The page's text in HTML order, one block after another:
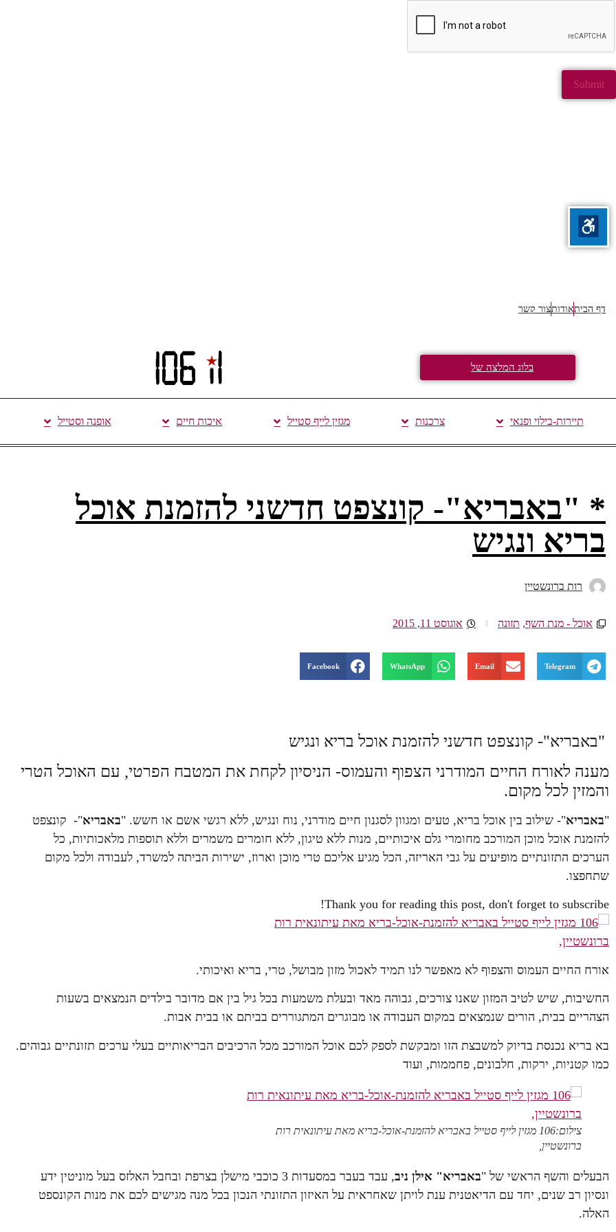
דף הביתאודותצור קשר
בלוג המלצה של
תיירות-בילוי ופנאי צרכנות מגזין לייף סטייל איכות חיים אופנה וסטייל
* "באבריא"- קונצפט חדשני להזמנת אוכל
בריא ונגיש
רות ברונשטיין
אוכל - מנת השף, תזונה אוגוסט 11, 2015
Telegram
Email
WhatsApp
Facebook
"באבריא"- קונצפט חדשני להזמנת אוכל בריא ונגיש
מענה לאורח החיים המודרני הצפוף והעמוס- הניסיון לקחת את המטבח הפרטי, עם האוכל הטרי
והמזין לכל מקום.
"באבריא"- שילוב בין אוכל בריא, טעים ומגוון לסגנון חיים מודרני, נוח ונגיש, ללא רגשי אשם או חשש. "באבריא"- קונצפט
להזמנת אוכל מוכן המורכב מחומרי גלם איכותיים, מנות ללא טיגון, ללא חומרים משמרים וללא תוספות מלאכותיות, כל
הערכים התזונתיים מופיעים על גבי האריזה, הכל מגיע אליכם טרי מוכן וארוז, ישירות הביתה למשרד, לעבודה ולכל מקום
שתחפצו.
Thank you for reading this post, don't forget to subscribe!
אורח החיים העמוס והצפוף לא מאפשר לנו תמיד לאכול מזון מבושל, טרי, בריא ואיכותי.
החשיבות, שיש לטיב המזון שאנו צורכים, גבוהה מאד ובעלת משמעות בכל גיל בין אם מדובר בילדים הנמצאים בשעות
הצהריים בבית, הורים שנמצאים במקום העבודה או מבוגרים המתגוררים בביתם או בבית אבות.
בא בריא נכנסת בדיוק למשבצת הזו ומבקשת לספק לכם אוכל המורכב מכל הרכיבים הבריאותיים בעלי ערכים תזונתיים גבוהים.
כמו קטניות, ירקות, חלבונים, פחממות, ועוד
צילום:106 מגזין לייף סטייל באבריא להזמנת-אוכל-בריא מאת עיתונאית רות
ברונשטיין,
הבעלים והשף הראשי של "באבריא" אילן ניב
, עבד בעבר במסעדות 3 כוכבי מישלן בצרפת ובחבל האלזס בעל מוניטין ידע
ונסיון רב שנים, יחד עם הדיאטנית ענת לויתן שאחראית על האיזון התזונתי הנכון בכל מנה מגישים לכם את מנות הקונספט
האלה.